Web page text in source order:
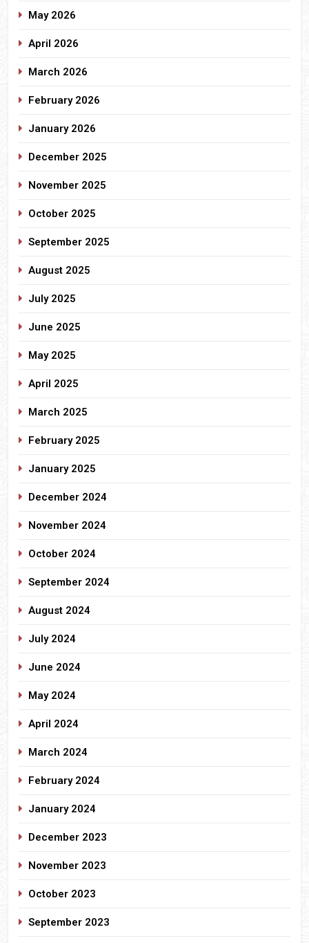
May 2026
April 2026
March 2026
February 2026
January 2026
December 2025
November 2025
October 2025
September 2025
August 2025
July 2025
June 2025
May 2025
April 2025
March 2025
February 2025
January 2025
December 2024
November 2024
October 2024
September 2024
August 2024
July 2024
June 2024
May 2024
April 2024
March 2024
February 2024
January 2024
December 2023
November 2023
October 2023
September 2023